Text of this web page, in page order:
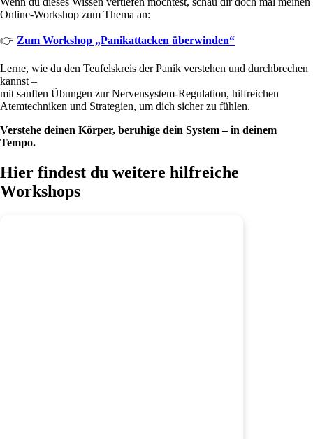
Online-Workshop zum Thema an:
👉 Zum Workshop „Panikattacken überwinden“
Lerne, wie du den Teufelskreis der Panik verstehen und durchbrechen
kannst –
mit sanften Übungen zur Nervensystem-Regulation, hilfreichen
Atemtechniken und Strategien, um dich sicher zu fühlen.
Verstehe deinen Körper, beruhige dein System – in deinem
Tempo.
Hier findest du weitere hilfreiche
Workshops